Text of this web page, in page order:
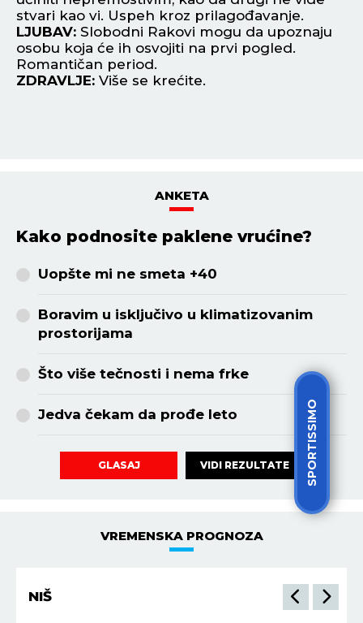
SPORTISSIMO
stvari kao vi. Uspeh kroz prilagođavanje.
LJUBAV: Slobodni Rakovi mogu da upoznaju
osobu koja će ih osvojiti na prvi pogled.
Romantičan period.
ZDRAVLJE: Više se krećite.
ANKETA
Kako podnosite paklene vrućine?
Uopšte mi ne smeta +40
Boravim u isključivo u klimatizovanim
prostorijama
Što više tečnosti i nema frke
Jedva čekam da prođe leto
GLASAJ VIDI REZULTATE
VREMENSKA PROGNOZA
NIŠ